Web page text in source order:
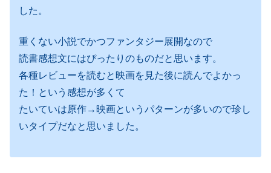
した。
重くない小説でかつファンタジー展開なので
読書感想文にはぴったりのものだと思います。
各種レビューを読むと映画を見た後に読んでよかっ
た！という感想が多くて
たいていは原作→映画というパターンが多いので珍し
いタイプだなと思いました。